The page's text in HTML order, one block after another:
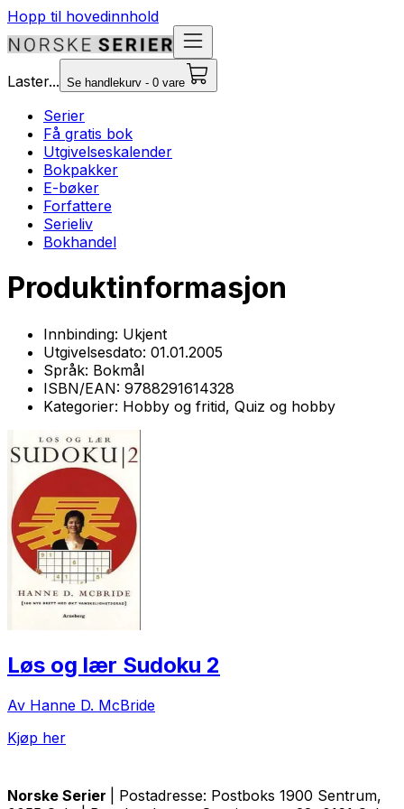
Hopp til hovedinnhold
Laster... Se handlekurv - 0 vare
Serier
Få gratis bok
Utgivelseskalender
Bokpakker
E-bøker
Forfattere
Serieliv
Bokhandel
Produktinformasjon
Innbinding: Ukjent
Utgivelsesdato: 01.01.2005
Språk: Bokmål
ISBN/EAN: 9788291614328
Kategorier: Hobby og fritid, Quiz og hobby
Løs og lær Sudoku 2
Av Hanne D. McBride
Kjøp her
Norske Serier
| Postadresse: Postboks 1900 Sentrum,